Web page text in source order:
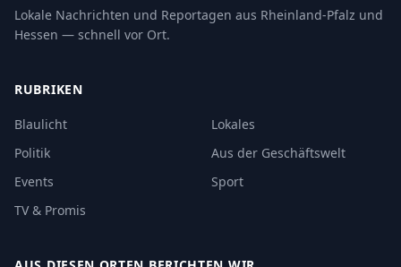
Lokale Nachrichten und Reportagen aus Rheinland-Pfalz und
Hessen — schnell vor Ort.
RUBRIKEN
Blaulicht
Lokales
Politik
Aus der Geschäftswelt
Events
Sport
TV & Promis